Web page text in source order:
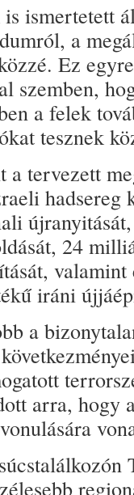
ismertetett
a
Ez
szemben,
a felek
tesznek
tervezett
24
iráni
a
arra, hogy